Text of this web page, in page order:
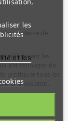
importante de
définissent les
personnages de
et amusante.
les
et les